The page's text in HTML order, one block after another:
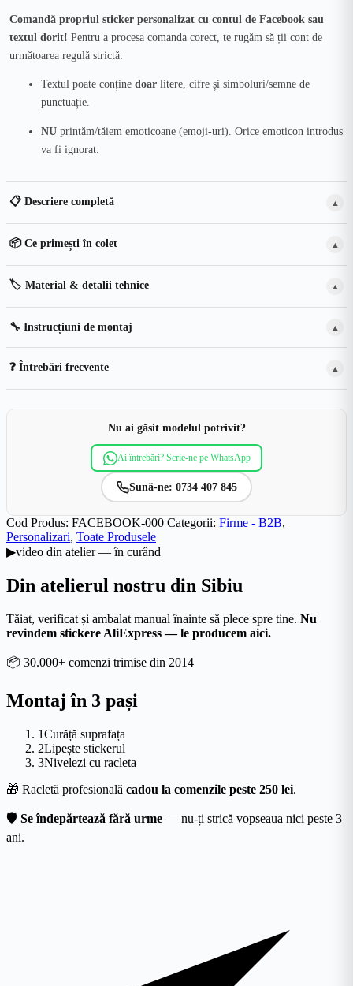
Comandă propriul sticker personalizat cu contul de Facebook sau
textul dorit! Pentru a procesa comanda corect, te rugăm să ții cont de
următoarea regulă strictă:
Textul poate conține doar litere, cifre și simboluri/semne de
punctuație.
NU printăm/tăiem emoticoane (emoji-uri). Orice emoticon introdus
va fi ignorat.
📋 Descriere completă ▲
📦 Ce primești în colet ▲
🏷️ Material & detalii tehnice ▲
🔧 Instrucțiuni de montaj ▲
❓ Întrebări frecvente ▲
Nu ai găsit modelul potrivit?
Ai întrebări? Scrie-ne pe WhatsApp
Sună-ne: 0734 407 845
Cod Produs: FACEBOOK-000 Categorii: Firme - B2B,
Personalizari, Toate Produsele
▶video din atelier — în curând
Din atelierul nostru din Sibiu
Tăiat, verificat și ambalat manual înainte să plece spre tine. Nu
revindem stickere AliExpress — le producem aici.
📦 30.000+ comenzi trimise din 2014
Montaj în 3 pași
1Curăță suprafața
2Lipește stickerul
3Nivelezi cu racleta
🎁 Racletă profesională cadou la comenzile peste 250 lei.
🛡 Se îndepărtează fără urme — nu-ți strică vopseaua nici peste 3
ani.